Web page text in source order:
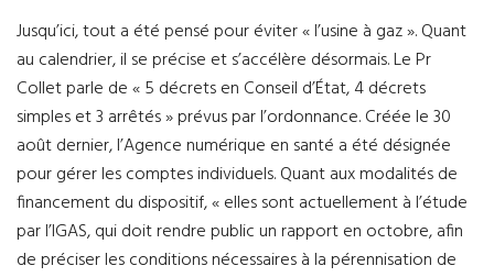
Jusqu’ici, tout a été pensé pour éviter « l’usine à gaz ». Quant
au calendrier, il se précise et s’accélère désormais. Le Pr
Collet parle de « 5 décrets en Conseil d’État, 4 décrets
simples et 3 arrêtés » prévus par l’ordonnance. Créée le 30
août dernier, l’Agence numérique en santé a été désignée
pour gérer les comptes individuels. Quant aux modalités de
financement du dispositif, « elles sont actuellement à l’étude
par l’IGAS, qui doit rendre public un rapport en octobre, afin
de préciser les conditions nécessaires à la pérennisation de